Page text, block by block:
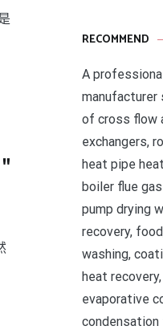
RECOMMEND
A
manufacturer
of cross flow
exchangers,
heat pipe
boiler flue
pump drying
recovery,
washing,
heat
evaporative